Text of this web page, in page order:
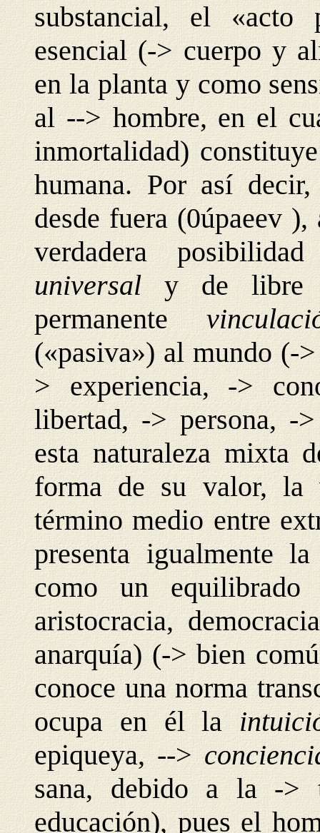
substancial, el
esencial (-> cuerpo y
en la planta y como
al --> hombre, en el
inmortalidad)
humana. Por así
desde fuera (0úpaeev
verdadera
universaly de libre
permanente
(«pasiva») al mundo (-
> experiencia, ->
libertad, -> persona, -
esta naturaleza mixta
forma de su valor, la
término medio entre
presenta igualmente
como un equilibrado
aristocracia,
anarquía) (-> bien
conoce una norma
ocupa en él la
epiqueya, -->
sana, debido a la ->
educación), pues el